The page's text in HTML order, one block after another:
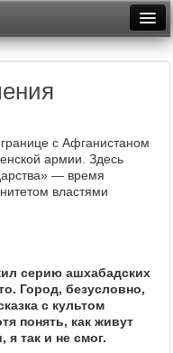
с Афганистаном
армии. Здесь
— время
властями
серию ашхабадских
Город, безусловно,
с культом
понять, как живут
так и не смог.